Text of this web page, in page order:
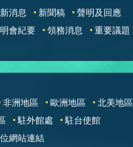
消息 新聞稿
聲明及回應
會紀要 領務消息
重要議題
非洲地區 歐洲地區
北美地區
駐外館處
駐台使館
網站連結